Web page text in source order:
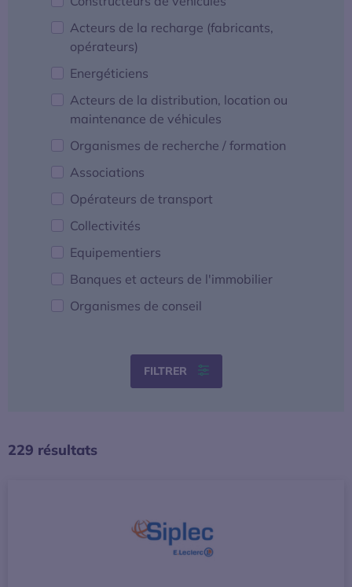
Acteurs de la recharge (fabricants,
opérateurs)
Energéticiens
Acteurs de la distribution, location ou
maintenance de véhicules
Organismes de recherche / formation
Associations
Opérateurs de transport
Collectivités
Equipementiers
Banques et acteurs de l'immobilier
Organismes de conseil
FILTRER
229 résultats